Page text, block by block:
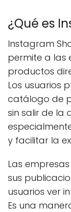
¿Qué es
Instagram
permite a las
productos
Los usuarios
catálogo de
sin salir de la
y facilitar la
Las
sus
usuarios ver
Es una